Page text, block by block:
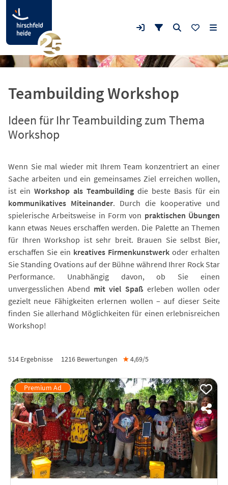
Teambuilding Workshop
Ideen für Ihr Teambuilding zum Thema
Workshop
Wenn Sie mal wieder mit Ihrem Team konzentriert an einer
Sache arbeiten und ein gemeinsames Ziel erreichen wollen,
ist ein Workshop als Teambuilding die beste Basis für ein
kommunikatives Miteinander. Durch die kooperative und
spielerische Arbeitsweise in Form von praktischen Übungen
kann etwas Neues erschaffen werden. Die Palette an Themen
für Ihren Workshop ist sehr breit. Brauen Sie selbst Bier,
erschaffen Sie ein kreatives Firmenkunstwerk oder erhalten
Sie Standing Ovations auf der Bühne während Ihrer Rock Star
Performance. Unabhängig davon, ob Sie einen
unvergesslichen Abend mit viel Spaß erleben wollen oder
gezielt neue Fähigkeiten erlernen wollen – auf dieser Seite
finden Sie allerhand Möglichkeiten für einen erlebnisreichen
Workshop!
514 Ergebnisse 1216 Bewertungen ★4,69/5